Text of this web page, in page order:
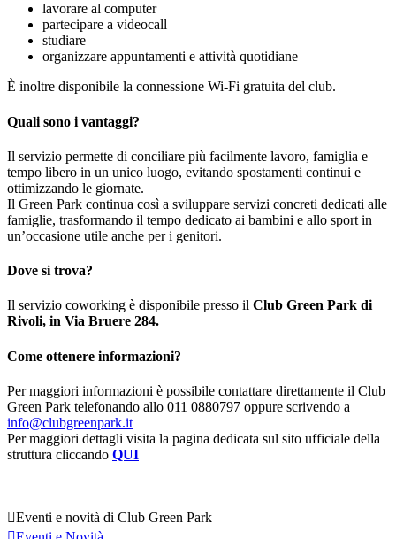
lavorare al computer
partecipare a videocall
studiare
organizzare appuntamenti e attività quotidiane
È inoltre disponibile la connessione Wi-Fi gratuita del club.
Quali sono i vantaggi?
Il servizio permette di conciliare più facilmente lavoro, famiglia e
tempo libero in un unico luogo, evitando spostamenti continui e
ottimizzando le giornate.
Il Green Park continua così a sviluppare servizi concreti dedicati alle
famiglie, trasformando il tempo dedicato ai bambini e allo sport in
un’occasione utile anche per i genitori.
Dove si trova?
Il servizio coworking è disponibile presso il Club Green Park di
Rivoli, in Via Bruere 284.
Come ottenere informazioni?
Per maggiori informazioni è possibile contattare direttamente il Club
Green Park telefonando allo 011 0880797 oppure scrivendo a
info@clubgreenpark.it
Per maggiori dettagli visita la pagina dedicata sul sito ufficiale della
struttura cliccando QUI
Eventi e novità di Club Green Park